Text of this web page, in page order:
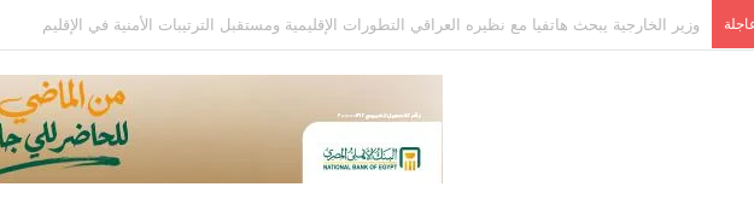
عاجل.. وفاة والد ليونيل ميسي عن عمر 68 عامًا في الأرجنتين